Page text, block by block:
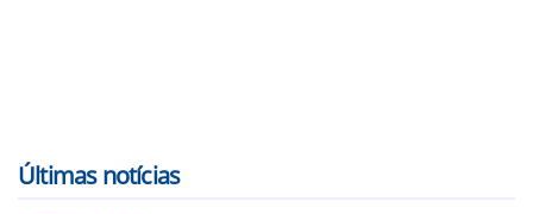
Últimas notícias